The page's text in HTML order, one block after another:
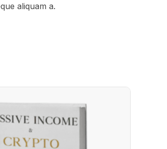
aliquam a.